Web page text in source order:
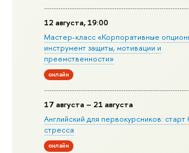
12 августа, 19:00
Мастер-класс «Корпоративные
инструмент защиты, мотивации и
преемственности»
онлайн
17 августа – 21 августа
Английский для первокурсников: старт
стресса
онлайн